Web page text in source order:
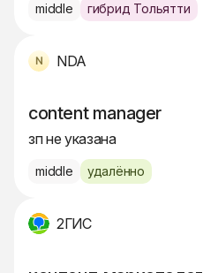
middle гибрид Тольятти
NDA
content manager
зп не указана
middle удалённо
2ГИС